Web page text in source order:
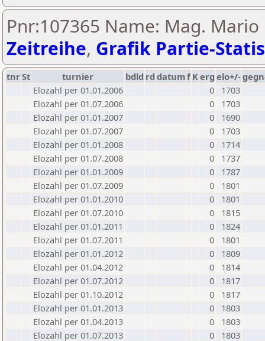
Pnr:107365 Name: Mag. Mario
Zeitreihe, Grafik Partie-
tnrSt turnier bdld rd datumf Kerg elo+/-
Elozahl per 01.01.2006
0
1703
Elozahl per 01.07.2006
0
1703
Elozahl per 01.01.2007
0
1690
Elozahl per 01.07.2007
0
1703
Elozahl per 01.01.2008
0
1714
Elozahl per 01.07.2008
0
1737
Elozahl per 01.01.2009
0
1787
Elozahl per 01.07.2009
0
1801
Elozahl per 01.01.2010
0
1801
Elozahl per 01.07.2010
0
1815
Elozahl per 01.01.2011
0
1824
Elozahl per 01.07.2011
0
1801
Elozahl per 01.01.2012
0
1809
Elozahl per 01.04.2012
0
1814
Elozahl per 01.07.2012
0
1817
Elozahl per 01.10.2012
0
1817
Elozahl per 01.01.2013
0
1803
Elozahl per 01.04.2013
0
1803
Elozahl per 01.07.2013
0
1803